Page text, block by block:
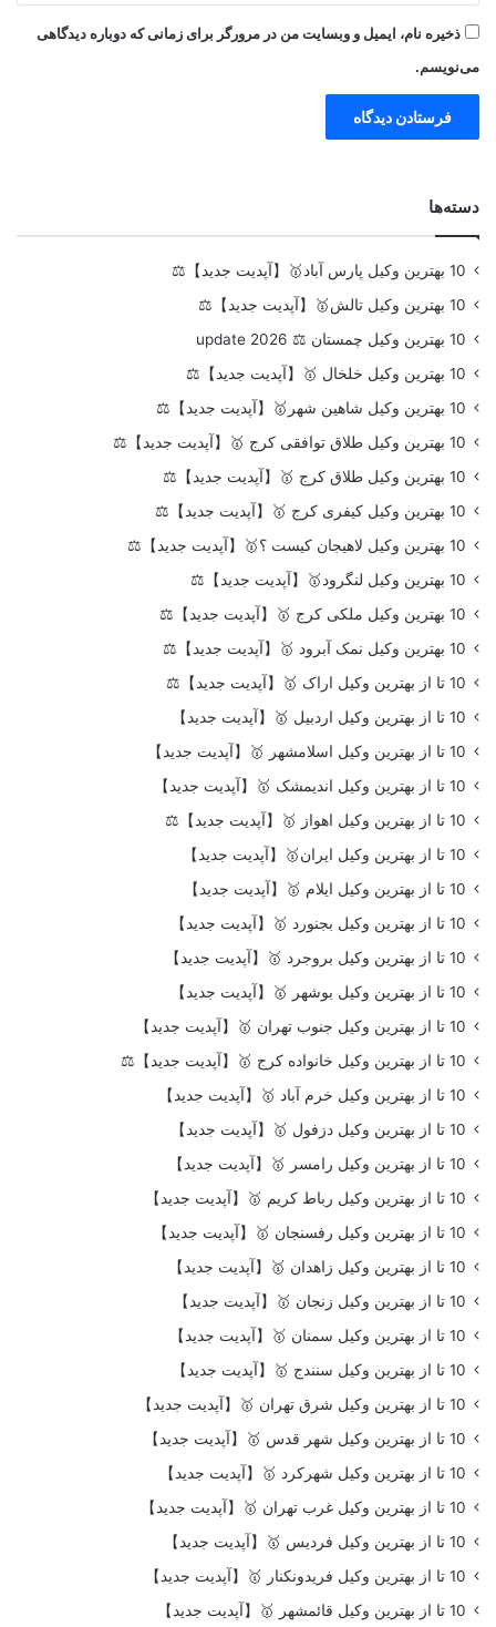
ذخیره نام، ایمیل و وبسایت من در مرورگر برای زمانی که دوباره دیدگاهی
می‌نویسم.
دسته‌ها
10 بهترین وکیل پارس آباد🥇【آپدیت جدید】⚖️
10 بهترین وکیل تالش🥇【آپدیت جدید】⚖️
10 بهترین وکیل چمستان ⚖️ update 2026
10 بهترین وکیل خلخال 🥇【آپدیت جدید】⚖️
10 بهترین وکیل شاهین شهر🥇【آپدیت جدید】⚖️
10 بهترین وکیل طلاق توافقی کرج 🥇【آپدیت جدید】⚖️
10 بهترین وکیل طلاق کرج 🥇【آپدیت جدید】⚖️
10 بهترین وکیل کیفری کرج 🥇【آپدیت جدید】⚖️
10 بهترین وکیل لاهیجان کیست ؟🥇【آپدیت جدید】⚖️
10 بهترین وکیل لنگرود🥇【آپدیت جدید】⚖️
10 بهترین وکیل ملکی کرج 🥇【آپدیت جدید】⚖️
10 بهترین وکیل نمک آبرود 🥇【آپدیت جدید】⚖️
10 تا از بهترین وکیل اراک 🥇【آپدیت جدید】⚖️
10 تا از بهترین وکیل اردبیل 🥇【آپدیت جدید】
10 تا از بهترین وکیل اسلامشهر 🥇【آپدیت جدید】
10 تا از بهترین وکیل اندیمشک 🥇【آپدیت جدید】
10 تا از بهترین وکیل اهواز 🥇【آپدیت جدید】⚖️
10 تا از بهترین وکیل ایران🥇【آپدیت جدید】
10 تا از بهترین وکیل ایلام 🥇【آپدیت جدید】
10 تا از بهترین وکیل بجنورد 🥇【آپدیت جدید】
10 تا از بهترین وکیل بروجرد 🥇【آپدیت جدید】
10 تا از بهترین وکیل بوشهر 🥇【آپدیت جدید】
10 تا از بهترین وکیل جنوب تهران 🥇【آپدیت جدید】
10 تا از بهترین وکیل خانواده کرج 🥇【آپدیت جدید】⚖️
10 تا از بهترین وکیل خرم آباد 🥇【آپدیت جدید】
10 تا از بهترین وکیل دزفول 🥇【آپدیت جدید】
10 تا از بهترین وکیل رامسر 🥇【آپدیت جدید】
10 تا از بهترین وکیل رباط کریم 🥇【آپدیت جدید】
10 تا از بهترین وکیل رفسنجان 🥇【آپدیت جدید】
10 تا از بهترین وکیل زاهدان 🥇【آپدیت جدید】
10 تا از بهترین وکیل زنجان 🥇【آپدیت جدید】
10 تا از بهترین وکیل سمنان 🥇【آپدیت جدید】
10 تا از بهترین وکیل سنندج 🥇【آپدیت جدید】
10 تا از بهترین وکیل شرق تهران 🥇【آپدیت جدید】
10 تا از بهترین وکیل شهر قدس 🥇【آپدیت جدید】
10 تا از بهترین وکیل شهرکرد 🥇【آپدیت جدید】
10 تا از بهترین وکیل غرب تهران 🥇【آپدیت جدید】
10 تا از بهترین وکیل فردیس 🥇【آپدیت جدید】
10 تا از بهترین وکیل فریدونکنار 🥇【آپدیت جدید】
10 تا از بهترین وکیل قائمشهر 🥇【آپدیت جدید】